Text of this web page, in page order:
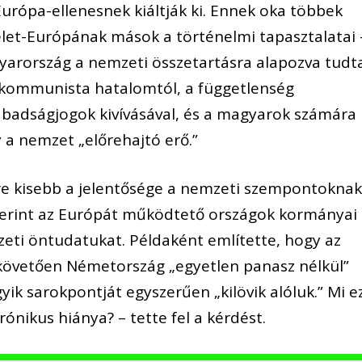
ellenesnek kiáltják ki. Ennek oka többek
Európának mások a történelmi tapasztalatai
a nemzeti összetartásra alapozva
hatalomtól, a függetlenség
kivívásával, és a magyarok számára
nemzet „előrehajtó erő.”
kisebb a jelentősége a nemzeti
az Európát működtető országok kormányai
öntudatukat. Példaként említette, hogy az
Németország „egyetlen panasz nélkül”
sarokpontját egyszerűen „kilövik alóluk.” Mi
hiánya? – tette fel a kérdést.